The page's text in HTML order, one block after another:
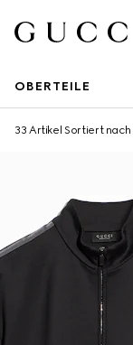
OBERTEILE
33 Artikel Sortiert nach